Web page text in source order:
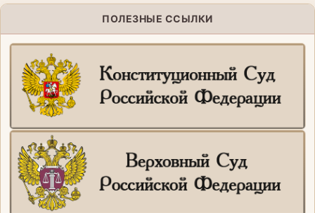
ПОЛЕЗНЫЕ ССЫЛКИ